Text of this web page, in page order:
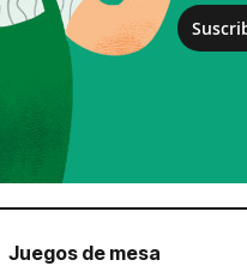
Juegos de mesa